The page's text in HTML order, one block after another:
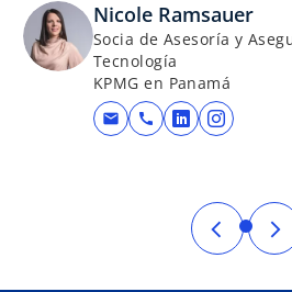
Nicole Ramsauer
Socia de Asesoría y
Tecnología
KPMG en Panamá
mail call se abre en
se abre